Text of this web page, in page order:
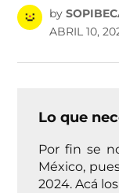
by
ABRIL 10,
Lo que
Por fin se
México,
2024. Acá